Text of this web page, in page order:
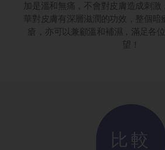
加是溫和無痛，不會對皮膚造成刺激
華對皮膚有深層滋潤的功效，整個暗
瘡，亦可以兼顧溫和補濕，滿足各
望！
比較